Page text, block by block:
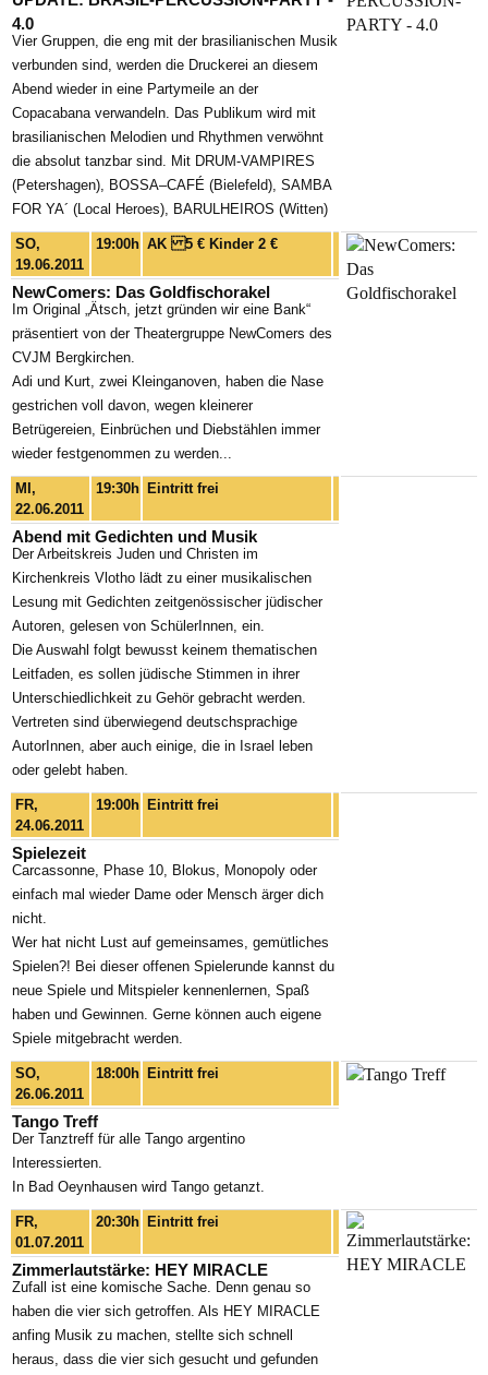
4.0
Vier Gruppen, die eng mit der brasilianischen Musik
verbunden sind, werden die Druckerei an diesem
Abend wieder in eine Partymeile an der
Copacabana verwandeln. Das Publikum wird mit
brasilianischen Melodien und Rhythmen verwöhnt
die absolut tanzbar sind. Mit DRUM-VAMPIRES
(Petershagen), BOSSA–CAFÉ (Bielefeld), SAMBA
FOR YA´ (Local Heroes), BARULHEIROS (Witten)
SO,
19.06.2011
19:00h AK 5 € Kinder 2 €
NewComers: Das Goldfischorakel
Im Original „Ätsch, jetzt gründen wir eine Bank“
präsentiert von der Theatergruppe NewComers des
CVJM Bergkirchen.
Adi und Kurt, zwei Kleinganoven, haben die Nase
gestrichen voll davon, wegen kleinerer
Betrügereien, Einbrüchen und Diebstählen immer
wieder festgenommen zu werden...
MI,
22.06.2011
19:30h Eintritt frei
Abend mit Gedichten und Musik
Der Arbeitskreis Juden und Christen im
Kirchenkreis Vlotho lädt zu einer musikalischen
Lesung mit Gedichten zeitgenössischer jüdischer
Autoren, gelesen von SchülerInnen, ein.
Die Auswahl folgt bewusst keinem thematischen
Leitfaden, es sollen jüdische Stimmen in ihrer
Unterschiedlichkeit zu Gehör gebracht werden.
Vertreten sind überwiegend deutschsprachige
AutorInnen, aber auch einige, die in Israel leben
oder gelebt haben.
FR,
24.06.2011
19:00h Eintritt frei
Spielezeit
Carcassonne, Phase 10, Blokus, Monopoly oder
einfach mal wieder Dame oder Mensch ärger dich
nicht.
Wer hat nicht Lust auf gemeinsames, gemütliches
Spielen?! Bei dieser offenen Spielerunde kannst du
neue Spiele und Mitspieler kennenlernen, Spaß
haben und Gewinnen. Gerne können auch eigene
Spiele mitgebracht werden.
SO,
26.06.2011
18:00h Eintritt frei
Tango Treff
Der Tanztreff für alle Tango argentino
Interessierten.
In Bad Oeynhausen wird Tango getanzt.
FR,
01.07.2011
20:30h Eintritt frei
Zimmerlautstärke: HEY MIRACLE
Zufall ist eine komische Sache. Denn genau so
haben die vier sich getroffen. Als HEY MIRACLE
anfing Musik zu machen, stellte sich schnell
heraus, dass die vier sich gesucht und gefunden